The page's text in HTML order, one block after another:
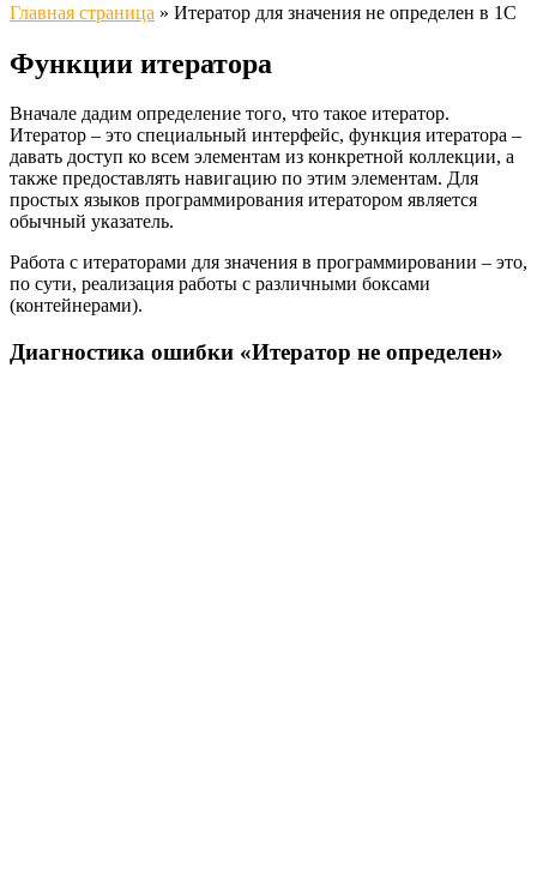
Главная страница » Итератор для значения не определен в 1С
Функции итератора
Вначале дадим определение того, что такое итератор.
Итератор – это специальный интерфейс, функция итератора –
давать доступ ко всем элементам из конкретной коллекции, а
также предоставлять навигацию по этим элементам. Для
простых языков программирования итератором является
обычный указатель.
Работа с итераторами для значения в программировании – это,
по сути, реализация работы с различными боксами
(контейнерами).
Диагностика ошибки «Итератор не определен»